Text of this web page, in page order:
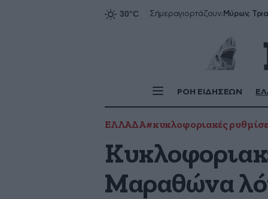
Σήμεραγιορτάζουν:
ΡΟΗ ΕΙΔΗΣΕΩΝ
ΕΛΛΑΔΑ#κυκλοφοριακές
Μαραθώνα